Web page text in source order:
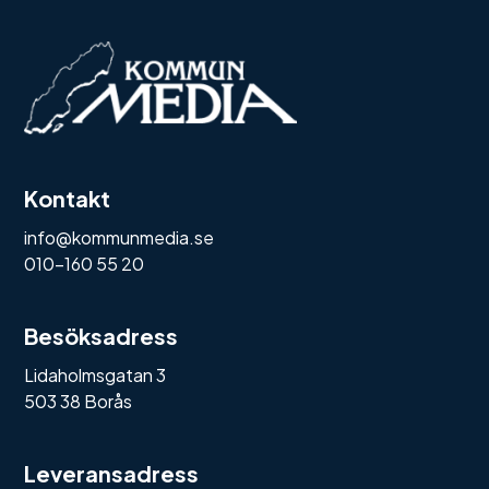
Kontakt
info@kommunmedia.se
010-160 55 20
Besöksadress
Lidaholmsgatan 3
503 38 Borås
Leveransadress